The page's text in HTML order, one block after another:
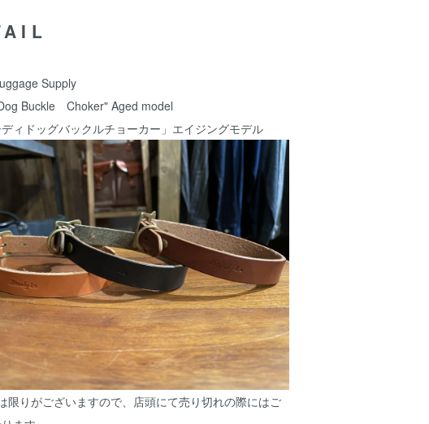
Supply
Buckle Choker" Aged model
ディドッグバックルチョーカー」エイジングモデル
限りがございますので、店頭にて売り切れの際にはご